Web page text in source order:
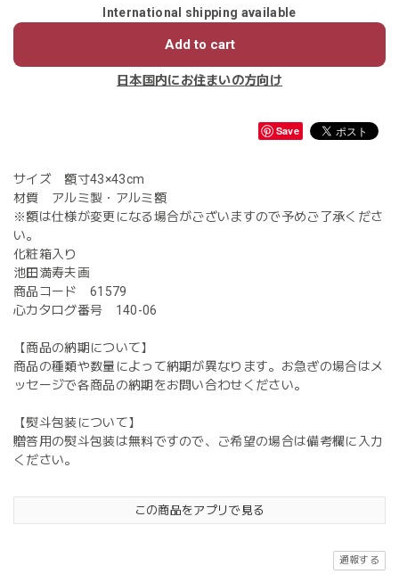
International shipping available
Add to cart
日本国内にお住まいの方向け
Save
サイズ 額寸43×43cm
材質 アルミ製・アルミ額
※額は仕様が変更になる場合がございますので予めご了承くださ
い。
化粧箱入り
池田満寿夫画
商品コード 61579
心カタログ番号 140-06
【商品の納期について】
商品の種類や数量によって納期が異なります。お急ぎの場合はメ
ッセージで各商品の納期をお問い合わせください。
【熨斗包装について】
贈答用の熨斗包装は無料ですので、ご希望の場合は備考欄に入力
ください。
この商品をアプリで見る
通報する